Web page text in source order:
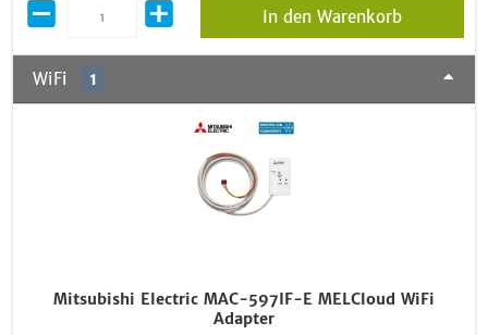
In den Warenkorb
WiFi 1
Mitsubishi Electric MAC-597IF-E MELCloud WiFi
Adapter